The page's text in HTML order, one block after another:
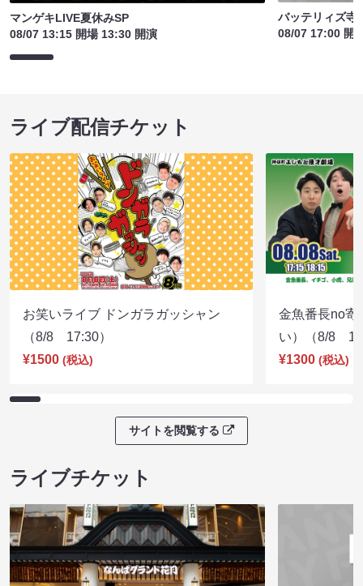
マンゲキLIVE夏休みSP
08/07 13:15 開場 13:30 開演
バッテリィズ寺
08/07 17:00 開
ライブ配信チケット
お笑いライブ ドンガラガッシャン
（8/8 17:30）
¥1500 (税込)
金魚番長no寄
い）（8/8
¥1300 (税込)
サイトを閲覧する
ライブチケット